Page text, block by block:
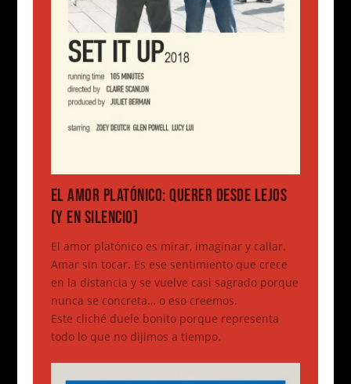
EL AMOR PLATÓNICO: QUERER DESDE LEJOS
(Y EN SILENCIO)
El amor platónico es mirar, imaginar y callar.
Amar sin tocar. Es ese sentimiento que crece
en la distancia y se vuelve casi sagrado porque
nunca se concreta… o eso creemos.
Este cliché duele bonito porque representa
todo lo que no dijimos a tiempo.